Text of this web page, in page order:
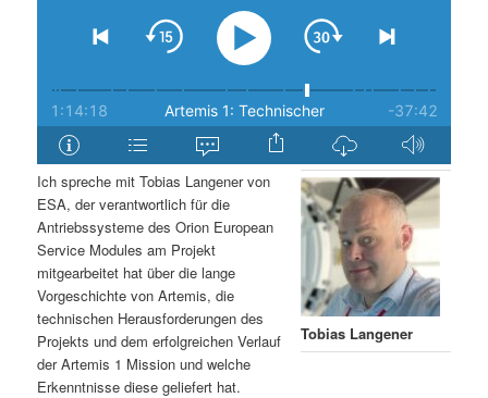
e
Tobias Langener
Ich spreche mit Tobias Langener von
ESA, der verantwortlich für die
Antriebssysteme des Orion European
Service Modules am Projekt
mitgearbeitet hat über die lange
Vorgeschichte von Artemis, die
technischen Herausforderungen des
Projekts und dem erfolgreichen Verlauf
der Artemis 1 Mission und welche
Erkenntnisse diese geliefert hat.